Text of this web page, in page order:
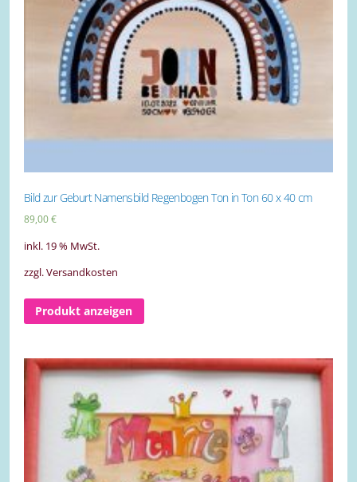
Bild zur Geburt Namensbild Regenbogen Ton in Ton 60 x 40 cm
89,00€
inkl. 19 % MwSt.
zzgl. Versandkosten
Produkt anzeigen